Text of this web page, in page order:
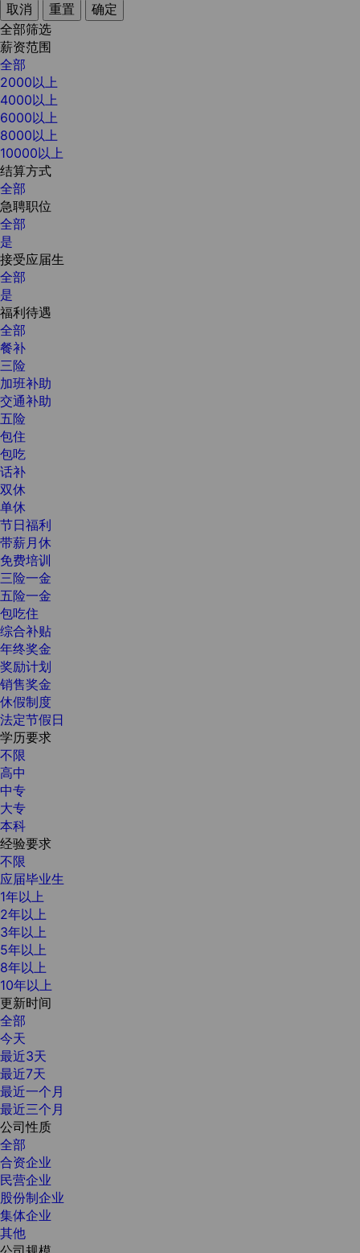
取消 重置
确定
全部筛选
薪资范围
全部
2000以上
4000以上
6000以上
8000以上
10000以上
结算方式
全部
急聘职位
全部
是
接受应届生
全部
是
福利待遇
全部
餐补
三险
加班补助
交通补助
五险
包住
包吃
话补
双休
单休
节日福利
带薪月休
免费培训
三险一金
五险一金
包吃住
综合补贴
年终奖金
奖励计划
销售奖金
休假制度
法定节假日
学历要求
不限
高中
中专
大专
本科
经验要求
不限
应届毕业生
1年以上
2年以上
3年以上
5年以上
8年以上
10年以上
更新时间
全部
今天
最近3天
最近7天
最近一个月
最近三个月
公司性质
全部
合资企业
民营企业
股份制企业
集体企业
其他